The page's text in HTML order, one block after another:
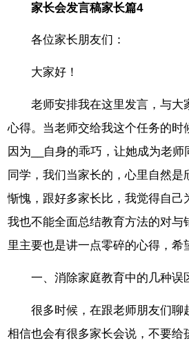
家长会发言稿家长篇4
各位家长朋友们：
大家好！
老师安排我在这里发言，与大
心得。当老师交给我这个任务的时
因为__自身的乖巧，让她成为老
同学，我们当家长的，心里自然是
惭愧，跟好多家长比，我觉得自己
我也不能全面总结教育方法的对与
里主要也是讲一点零碎的心得，希
一、消除家庭教育中的几种误
很多时候，在跟老师朋友们聊
相信也会有很多家长会说，不要给